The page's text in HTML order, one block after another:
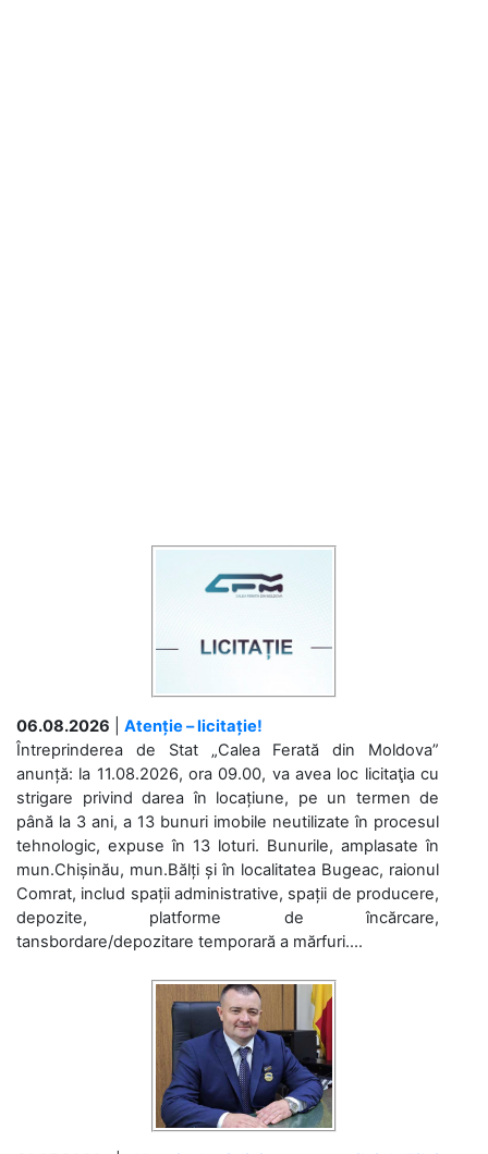
06.08.2026
Atenție – licitație!
Întreprinderea de Stat „Calea Ferată din Moldova”
anunță: la 11.08.2026, ora 09.00, va avea loc licitaţia cu
strigare privind darea în locațiune, pe un termen de
până la 3 ani, a 13 bunuri imobile neutilizate în procesul
tehnologic, expuse în 13 loturi. Bunurile, amplasate în
mun.Chișinău, mun.Bălți și în localitatea Bugeac, raionul
Comrat, includ spații administrative, spații de producere,
depozite, platforme de încărcare,
tansbordare/depozitare temporară a mărfuri....